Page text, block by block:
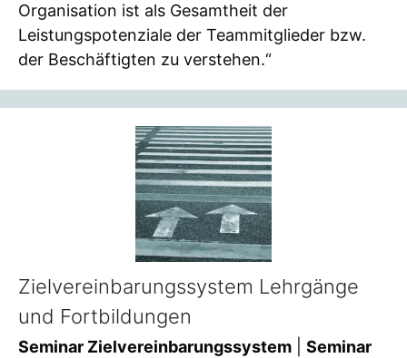
Organisation ist als Gesamtheit der
Leistungspotenziale der Teammitglieder bzw.
der Beschäftigten zu verstehen.“
Zielvereinbarungssystem Lehrgänge
und Fortbildungen
Seminar Zielvereinbarungssystem
Seminar